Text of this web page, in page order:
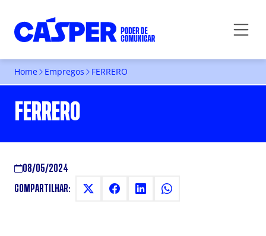
Home Empregos FERRERO
FERRERO
08/05/2024
COMPARTILHAR: